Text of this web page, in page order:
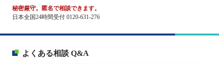
秘密厳守。匿名で相談できます。
日本全国24時間受付 0120-631-276
よくある相談 Q&A